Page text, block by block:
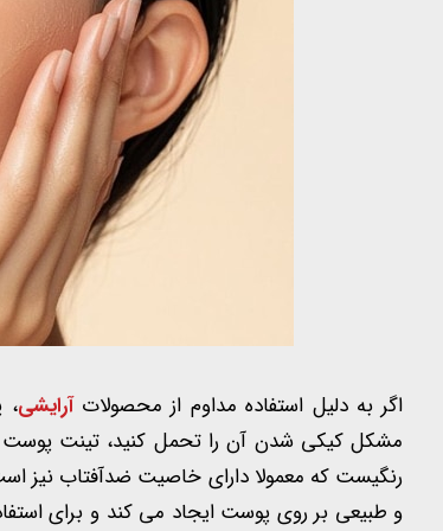
اگر به دلیل استفاده مداوم از محصولاتآرایشی،
مشکل کیکی شدن آن را تحمل کنید، تینت پوست
رنگیست که معمولا دارای خاصیت ضدآفتاب نیز
و طبیعی بر روی پوست ایجاد می کند و برای